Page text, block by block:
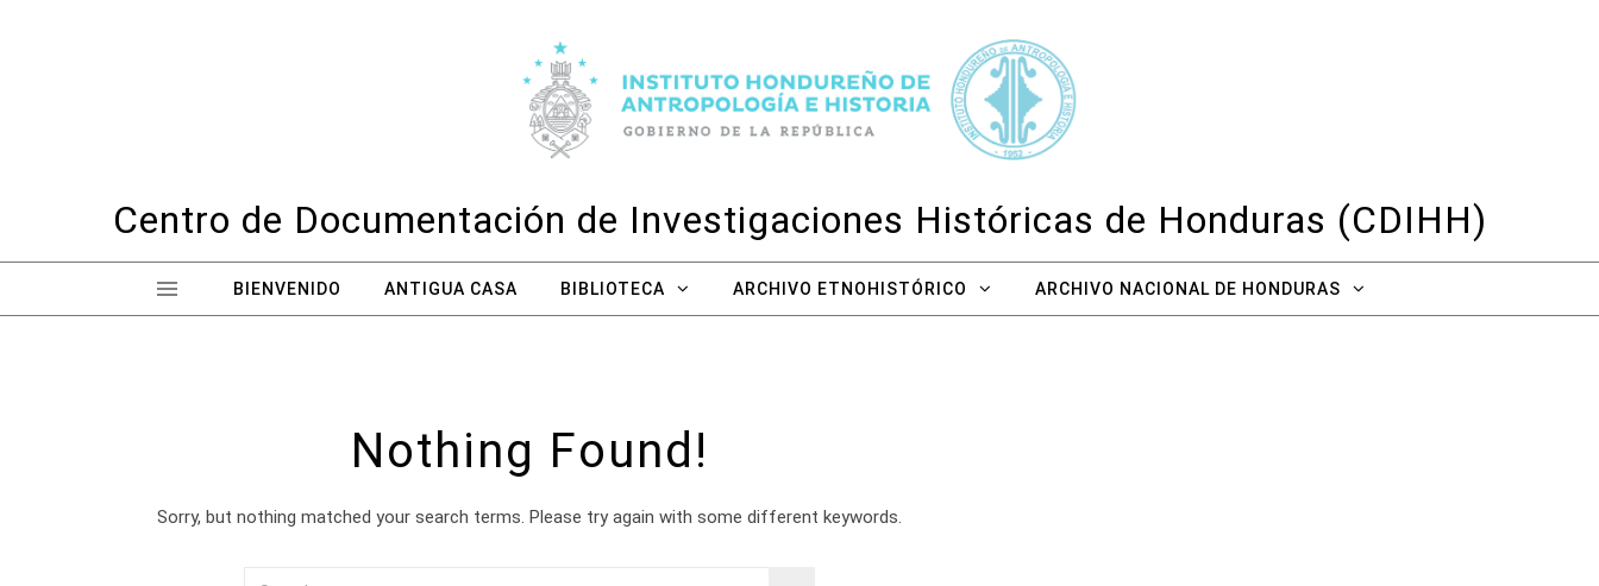
Centro de Documentación de Investigaciones Históricas de Honduras (CDIHH)
BIENVENIDO ANTIGUA CASA BIBLIOTECA ARCHIVO ETNOHISTÓRICO ARCHIVO NACIONAL DE HONDURAS
Nothing Found!
Sorry, but nothing matched your search terms. Please try again with some different keywords.